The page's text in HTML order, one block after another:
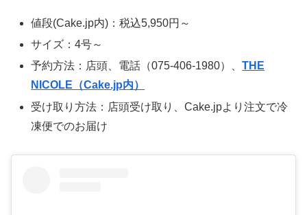
値段(Cake.jp内)：税込5,950円～
サイズ：4号～
予約方法：店頭、電話（075-406-1980）、THE
NICOLE（Cake.jp内）
受け取り方法：店頭受け取り、Cake.jpより注文で冷
凍便でのお届け